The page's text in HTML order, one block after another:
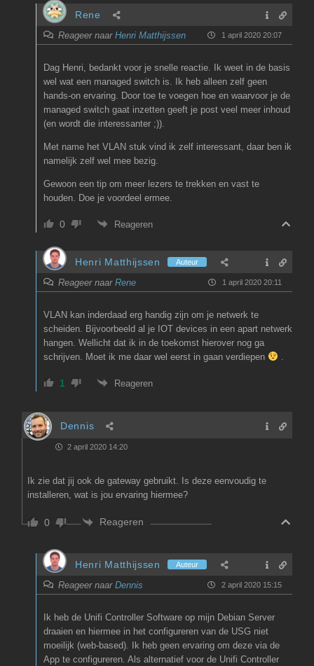
Rene
Reageer naar Henri Matthijssen 1 april 2020 20:07
Dag Henri, bedankt voor je snelle reactie. Ik weet in de basis
wel wat een managed switch is. Ik heb alleen zelf geen
hands-on ervaring. Door toe te voegen hoe en waarvoor je de
managed switch gaat inzetten geeft je post veel meer inhoud
(en wordt die interessanter ;)).
Met name het VLAN stuk vind ik zelf interessant, daar ben ik
namelijk zelf wel mee bezig.
Gewoon een tip om meer lezers te trekken en vast te
houden. Doe je voordeel ermee.
0 Reageren
Henri Matthijssen Auteur
Reageer naar Rene 1 april 2020 20:11
VLAN kan inderdaad erg handig zijn om je netwerk te
scheiden. Bijvoorbeeld al je IOT devices in een apart netwerk
hangen. Wellicht dat ik in de toekomst hierover nog ga
schrijven. Moet ik me daar wel eerst in gaan verdiepen
1 Reageren
Dennis
2 april 2020 14:20
Ik zie dat jij ook de gateway gebruikt. Is deze eenvoudig te
installeren, wat is jou ervaring hiermee?
0 Reageren
Henri Matthijssen Auteur
Reageer naar Dennis 2 april 2020 15:15
Ik heb de Unifi Controller Software op mijn Debian Server
draaien en hiermee in het configureren van de USG niet
moeilijk (web-based). Ik heb geen ervaring om deze via de
App te configureren. Als alternatief voor de Unifi Controller